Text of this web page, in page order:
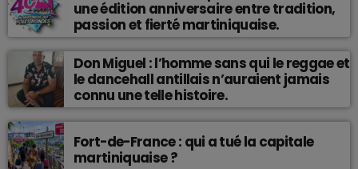
une édition anniversaire entre tradition,
passion et fierté martiniquaise.
Don Miguel : l’homme sans qui le reggae et
le dancehall antillais n’auraient jamais
connu une telle histoire.
Fort-de-France : qui a tué la capitale
martiniquaise ?